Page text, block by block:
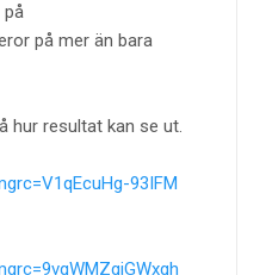
på
på mer än bara
hur resultat kan se ut.
93IFM